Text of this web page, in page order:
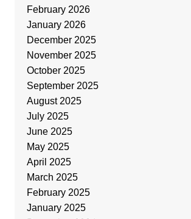
February 2026
January 2026
December 2025
November 2025
October 2025
September 2025
August 2025
July 2025
June 2025
May 2025
April 2025
March 2025
February 2025
January 2025